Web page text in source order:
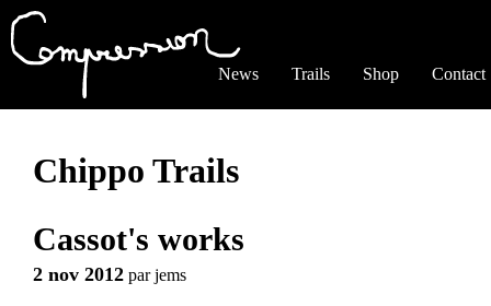
News Trails Shop Contact
Chippo Trails
Cassot's works
2 nov 2012 parjems